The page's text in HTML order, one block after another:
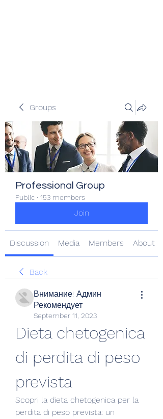
Groups
Professional Group
Public · 153 members
Join
Discussion Media Members About
Back
Внимание! Админ
Рекомендует
September 11, 2023
Dieta chetogenica
di perdita di peso
prevista
Scopri la dieta chetogenica per la
perdita di peso prevista: un